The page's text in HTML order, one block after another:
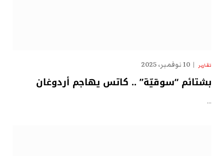
تقارير 10 نوفمبر، 2025
بشتائم “سوقيّة” .. كاتس يهاجم أردوغان
…